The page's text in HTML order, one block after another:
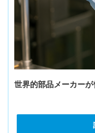
世界的部品メーカー